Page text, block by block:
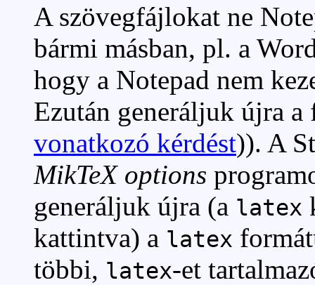
A szövegfájlokat ne
bármi másban, pl. a
hogy a Notepad nem
Ezután generáljuk újra
vonatkozó kérdést)). A
MikTeX options
generáljuk újra (a latex
kattintva) a latex
többi, latex-et